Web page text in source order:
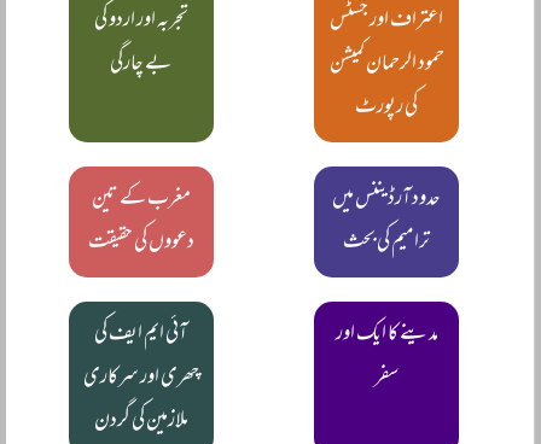
اعتراف اور جسٹس
حمود الرحمان کمیشن
کی رپورٹ
تجربہ اور اردو کی
بے چارگی
حدود آرڈیننس میں
ترامیم کی بحث
مغرب کے تین
دعووں کی حقیقت
مدینے کا ایک اور
سفر
آئی ایم ایف کی
چھری اور سرکاری
ملازمین کی گردن